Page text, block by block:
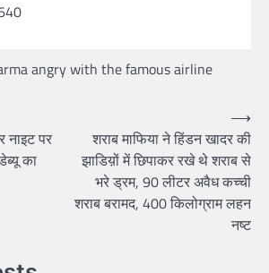
angry with the famous airline
नाइट पर
का
शराब माफिया ने हिंडन खादर की
झाडिय़ों में छिपाकर रखे थे शराब से
भरे ड्रम, 90 लीटर अवैध कच्ची
शराब बरामद, 400 किलोग्राम लहन
नष्ट
⟶